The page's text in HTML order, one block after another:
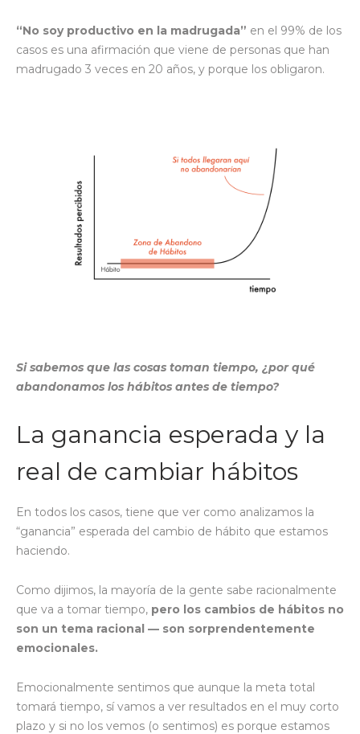
“No soy productivo en la madrugada” en el 99% de los
casos es una afirmación que viene de personas que han
madrugado 3 veces en 20 años, y porque los obligaron.
Si sabemos que las cosas toman tiempo, ¿por qué
abandonamos los hábitos antes de tiempo?
La ganancia esperada y la
real de cambiar hábitos
En todos los casos, tiene que ver como analizamos la
“ganancia” esperada del cambio de hábito que estamos
haciendo.
Como dijimos, la mayoría de la gente sabe racionalmente
que va a tomar tiempo, pero los cambios de hábitos no
son un tema racional — son sorprendentemente
emocionales.
Emocionalmente sentimos que aunque la meta total
tomará tiempo, sí vamos a ver resultados en el muy corto
plazo y si no los vemos (o sentimos) es porque estamos